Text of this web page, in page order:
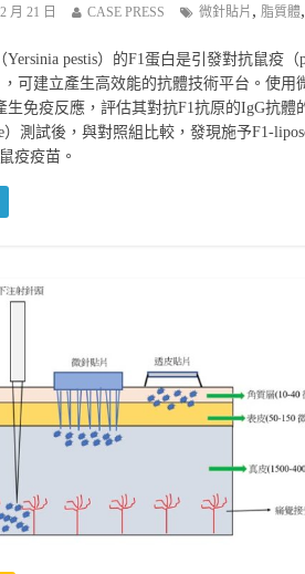
月 21 日 CASE PRESS 微針貼片 , 脂質體,
Yersinia pestis）的F1蛋白是引發對抗鼠疫
，可建立產生高效能的抗體技術平台。使用
生免疫反應，評估其對抗F1抗原的IgG抗
）測試後，與對照組比較，發現施予F1-
疫疫苗。